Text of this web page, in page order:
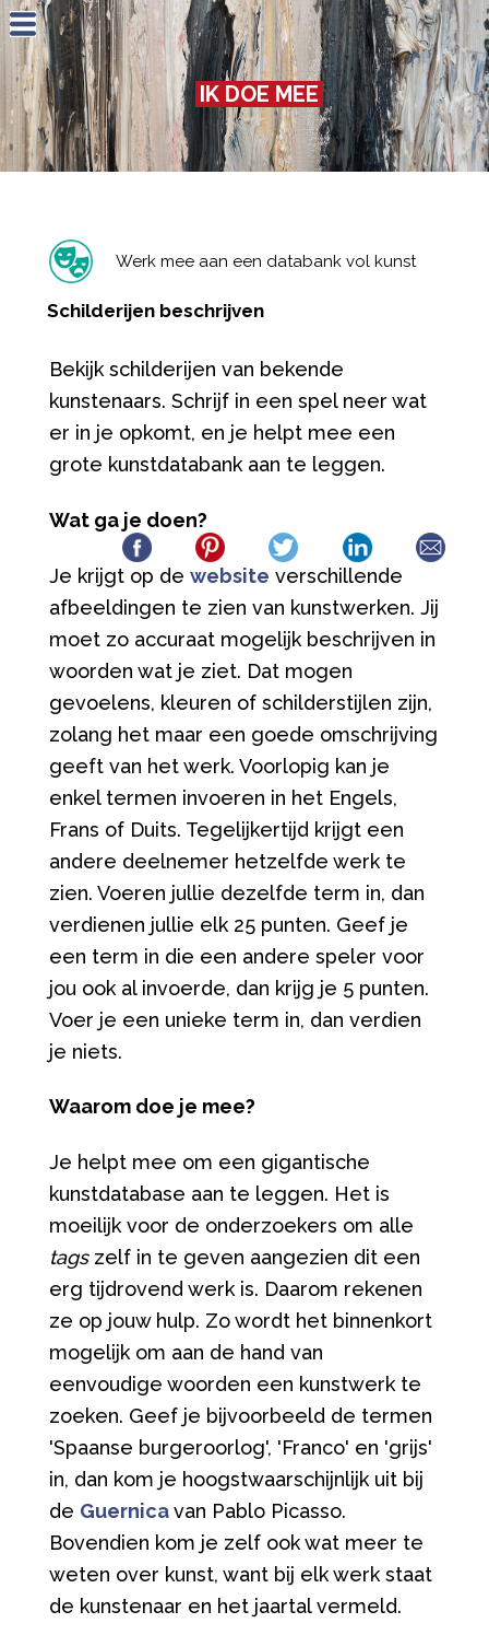
Jump to navigation
IK DOE MEE
Werk mee aan een databank vol kunst
Schilderijen beschrijven
Bekijk schilderijen van bekende
kunstenaars. Schrijf in een spel neer wat
er in je opkomt, en je helpt mee een
grote kunstdatabank aan te leggen.
Wat ga je doen?
Je krijgt op de website verschillende
afbeeldingen te zien van kunstwerken. Jij
moet zo accuraat mogelijk beschrijven in
woorden wat je ziet. Dat mogen
gevoelens, kleuren of schilderstijlen zijn,
zolang het maar een goede omschrijving
geeft van het werk. Voorlopig kan je
enkel termen invoeren in het Engels,
Frans of Duits. Tegelijkertijd krijgt een
andere deelnemer hetzelfde werk te
zien. Voeren jullie dezelfde term in, dan
verdienen jullie elk 25 punten. Geef je
een term in die een andere speler voor
jou ook al invoerde, dan krijg je 5 punten.
Voer je een unieke term in, dan verdien
je niets.
Waarom doe je mee?
Je helpt mee om een gigantische
kunstdatabase aan te leggen. Het is
moeilijk voor de onderzoekers om alle
tagszelf in te geven aangezien dit een
erg tijdrovend werk is. Daarom rekenen
ze op jouw hulp. Zo wordt het binnenkort
mogelijk om aan de hand van
eenvoudige woorden een kunstwerk te
zoeken. Geef je bijvoorbeeld de termen
'Spaanse burgeroorlog', 'Franco' en 'grijs'
in, dan kom je hoogstwaarschijnlijk uit bij
de Guernicavan Pablo Picasso.
Bovendien kom je zelf ook wat meer te
weten over kunst, want bij elk werk staat
de kunstenaar en het jaartal vermeld.